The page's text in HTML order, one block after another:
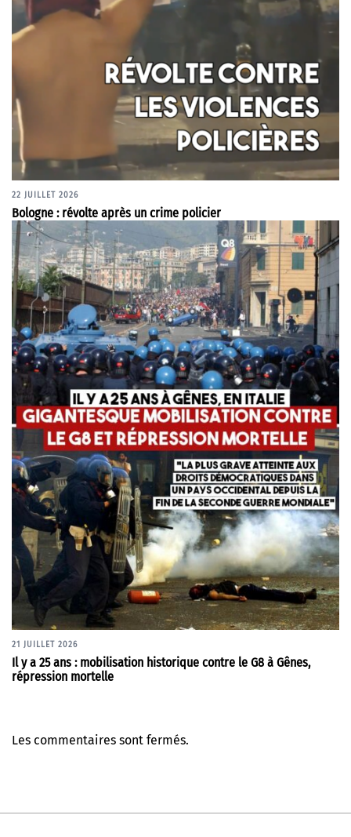
22 JUILLET 2026
Bologne : révolte après un crime policier
21 JUILLET 2026
Il y a 25 ans : mobilisation historique contre le G8 à Gênes,
répression mortelle
Les commentaires sont fermés.